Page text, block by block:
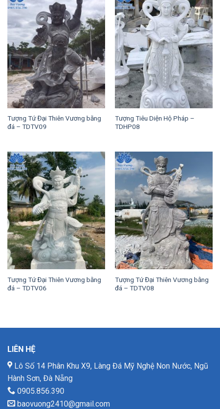
Tượng Tứ Đại Thiên Vương bằng
đá – TDTV09
Tượng Tiêu Diện Hộ Pháp –
TDHP08
Tượng Tứ Đại Thiên Vương bằng
đá – TDTV06
Tượng Tứ Đại Thiên Vương bằng
đá – TDTV08
LIÊN HỆ
Lô Số 14 Phân Khu X9, Làng Đá Mỹ Nghệ Non Nước, Ngũ
Hành Sơn, Đà Nẵng
0905.856.390
baovuong2410@gmail.com